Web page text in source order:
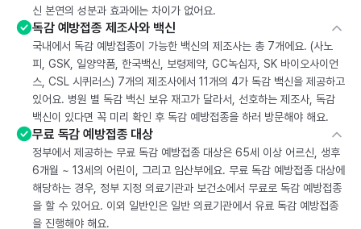
신 본연의 성분과 효과에는 차이가 없어요.
독감 예방접종 제조사와 백신
국내에서 독감 예방접종이 가능한 백신의 제조사는 총 7개에요. (사노
피, GSK, 일양약품, 한국백신, 보령제약, GC녹십자, SK 바이오사이언
스, CSL 시퀴러스) 7개의 제조사에서 11개의 4가 독감 백신을 제공하고
있어요. 병원 별 독감 백신 보유 재고가 달라서, 선호하는 제조사, 독감
백신이 있다면 꼭 미리 확인 후 독감 예방접종을 하러 방문해야 해요.
무료 독감 예방접종 대상
정부에서 제공하는 무료 독감 예방접종 대상은 65세 이상 어르신, 생후
6개월 ~ 13세의 어린이, 그리고 임산부에요. 무료 독감 예방접종 대상에
해당하는 경우, 정부 지정 의료기관과 보건소에서 무료로 독감 예방접종
을 할 수 있어요. 이외 일반인은 일반 의료기관에서 유료 독감 예방접종
을 진행해야 해요.